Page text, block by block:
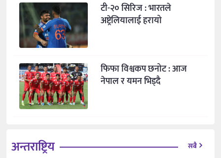
टी-२० सिरिज : भारतले
अष्ट्रेलियालाई हरायो
फिफा विश्वकप छनोट : आज
नेपाल र यमन भिड्दै
अन्तराष्ट्रिय सबै